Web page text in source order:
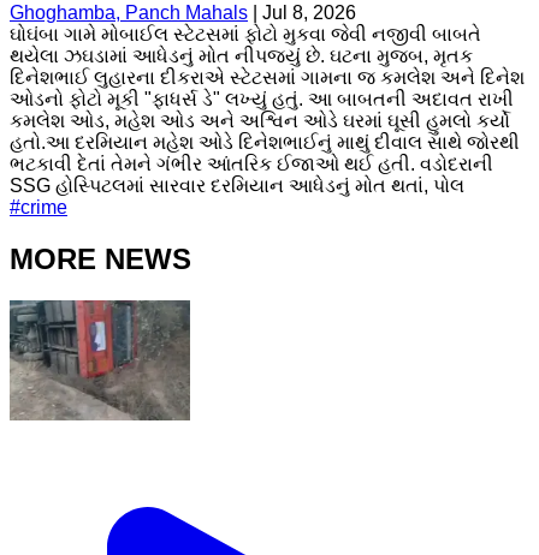
Ghoghamba, Panch Mahals
Jul 8, 2026
ઘોઘંબા ગામે મોબાઈલ સ્ટેટસમાં ફોટો મુકવા જેવી નજીવી બાબતે
થયેલા ઝઘડામાં આધેડનું મોત નીપજ્યું છે. ઘટના મુજબ, મૃતક
દિનેશભાઈ લુહારના દીકરાએ સ્ટેટસમાં ગામના જ કમલેશ અને દિનેશ
ઓડનો ફોટો મૂકી "ફાધર્સ ડે" લખ્યું હતું. આ બાબતની અદાવત રાખી
કમલેશ ઓડ, મહેશ ઓડ અને અશ્વિન ઓડે ઘરમાં ઘૂસી હુમલો કર્યો
હતો.આ દરમિયાન મહેશ ઓડે દિનેશભાઈનું માથું દીવાલ સાથે જોરથી
ભટકાવી દેતાં તેમને ગંભીર આંતરિક ઈજાઓ થઈ હતી. વડોદરાની
SSG હોસ્પિટલમાં સારવાર દરમિયાન આધેડનું મોત થતાં, પોલ
#crime
MORE NEWS